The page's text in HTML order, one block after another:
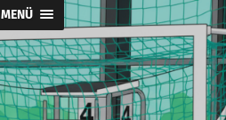
MENÜ